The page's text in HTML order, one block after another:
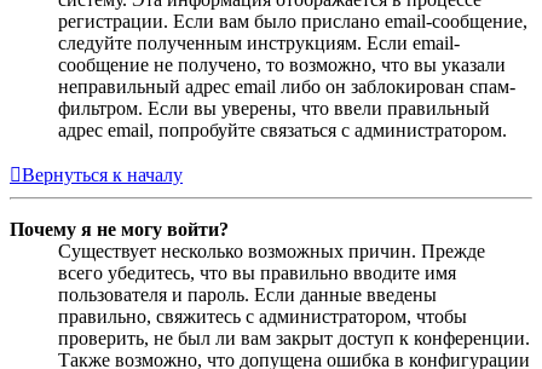
регистрации. Если вам было прислано email-сообщение,
следуйте полученным инструкциям. Если email-
сообщение не получено, то возможно, что вы указали
неправильный адрес email либо он заблокирован спам-
фильтром. Если вы уверены, что ввели правильный
адрес email, попробуйте связаться с администратором.
Вернуться к началу
Почему я не могу войти?
Существует несколько возможных причин. Прежде
всего убедитесь, что вы правильно вводите имя
пользователя и пароль. Если данные введены
правильно, свяжитесь с администратором, чтобы
проверить, не был ли вам закрыт доступ к конференции.
Также возможно, что допущена ошибка в конфигурации